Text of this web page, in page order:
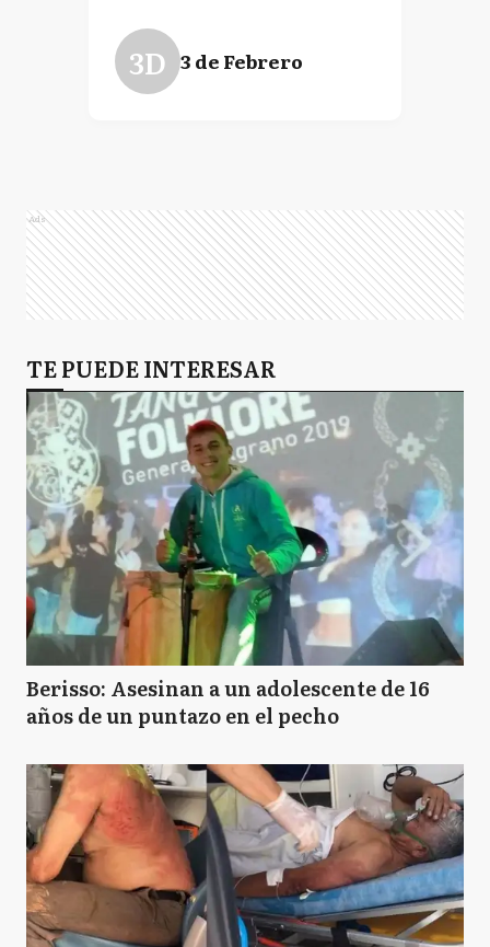
3D 3 de Febrero
Ads
TE PUEDE INTERESAR
Berisso: Asesinan a un adolescente de 16
años de un puntazo en el pecho